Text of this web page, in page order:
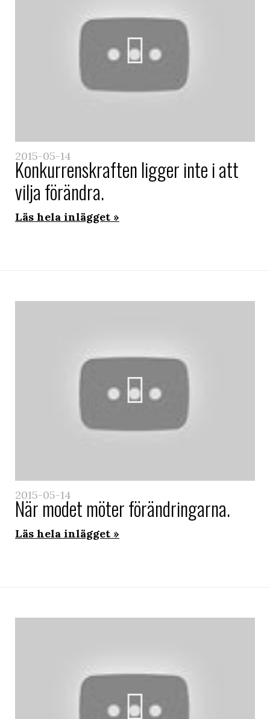
2015-05-14
Konkurrenskraften ligger inte i att
vilja förändra.
Läs hela inlägget
2015-05-14
När modet möter förändringarna.
Läs hela inlägget